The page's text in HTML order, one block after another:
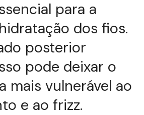
para a
dos fios.
posterior
pode deixar o
mais vulnerável ao
e ao frizz.